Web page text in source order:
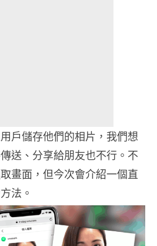
戶儲存他們的相片，我們想
送、分享給朋友也不行。不
畫面，但今次會介紹一個直
法。